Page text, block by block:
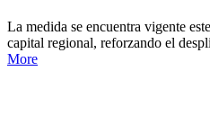
La medida se encuentra vigente
capital regional, reforzando el
More